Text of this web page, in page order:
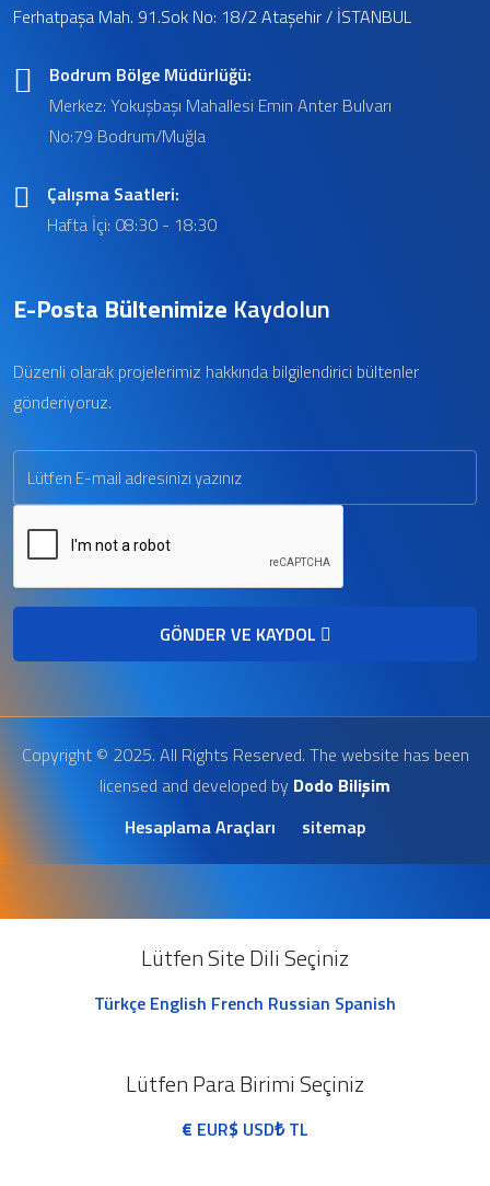
Ferhatpaşa Mah. 91.Sok No: 18/2 Ataşehir / İSTANBUL
Bodrum Bölge Müdürlüğü:
Merkez: Yokuşbaşı Mahallesi Emin Anter Bulvarı
No:79 Bodrum/Muğla
Çalışma Saatleri:
Hafta İçi: 08:30 - 18:30
E-Posta Bültenimize Kaydolun
Düzenli olarak projelerimiz hakkında bilgilendirici bültenler
gönderiyoruz.
GÖNDER VE KAYDOL
Copyright © 2025. All Rights Reserved. The website has been
licensed and developed by Dodo Bilişim
Hesaplama Araçları
sitemap
Lütfen Site Dili Seçiniz
Türkçe English French Russian Spanish
Lütfen Para Birimi Seçiniz
€ EUR$ USD₺TL